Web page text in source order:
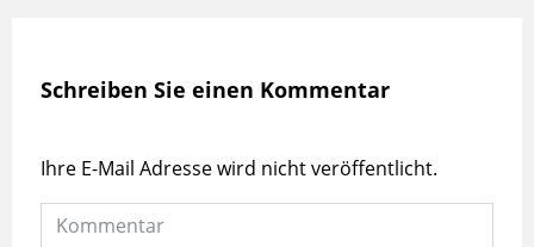
Schreiben Sie einen Kommentar
Ihre E-Mail Adresse wird nicht veröffentlicht.